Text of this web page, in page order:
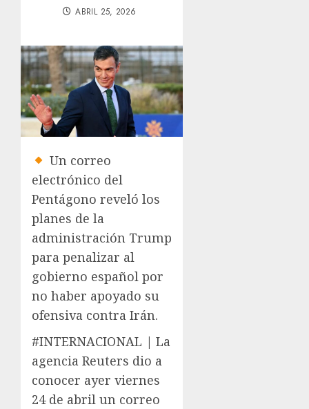
ABRIL 25, 2026
Un correo
electrónico del
Pentágono reveló los
planes de la
administración Trump
para penalizar al
gobierno español por
no haber apoyado su
ofensiva contra Irán.
#INTERNACIONAL | La
agencia Reuters dio a
conocer ayer viernes
24 de abril un correo